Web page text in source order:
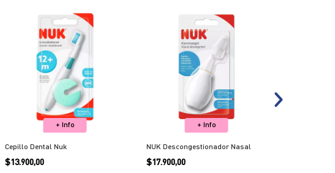
+ Info
Cepillo Dental Nuk
$13.900,00
+ Info
NUK Descongestionador Nasal
$17.900,00